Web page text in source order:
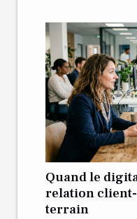
Quand le
relation
terrain